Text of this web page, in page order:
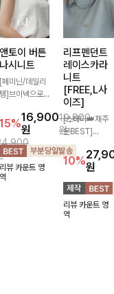
앤토이 버튼
나시니트
[페미닌/데일리
템]브이넥으로
베이직한 디자인
의이너로 단독으
도 언제나 만
아이템!산뜻
한 여름, 시원하
게 보내요 :) ♡
15%16,900
원
19,800
원
리뷰 카운트 영
역
리프펜던트
레이스카라
니트
[FREE,L사
이즈]
[스테디👑재주
문BEST]
사랑스러움 가득
담은 카라 니트
에 펜던트 포인
트까지 톡-톡 얼
굴을 밝혀주는
컬러와 함께 해
요-
10%원
리뷰 카운트 영
역